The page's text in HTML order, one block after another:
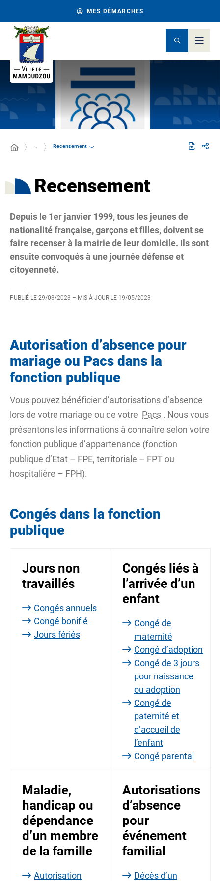
MES DÉMARCHES
… Recensement
Recensement
Depuis le 1er janvier 1999, tous les jeunes de
nationalité française, garçons et filles, doivent se
faire recenser à la mairie de leur domicile. Ils sont
ensuite convoqués à une journée défense et
citoyenneté.
PUBLIÉ LE 29/03/2023 – MIS À JOUR LE 19/05/2023
Autorisation d’absence pour
mariage ou Pacs dans la
fonction publique
Vous pouvez bénéficier d’autorisations d’absence
lors de votre mariage ou de votre Pacs . Nous vous
présentons les informations à connaître selon votre
fonction publique d’appartenance (fonction
publique d’Etat – FPE, territoriale – FPT ou
hospitalière – FPH).
Congés dans la fonction
publique
Jours non
travaillés
Congés annuels
Congé bonifié
Jours fériés
Congés liés à
l’arrivée d’un
enfant
Congé de
maternité
Congé d’adoption
Congé de 3 jours
pour naissance
ou adoption
Congé de
paternité et
d’accueil de
l’enfant
Congé parental
Maladie,
handicap ou
dépendance
d’un membre
de la famille
Autorisation
Autorisations
d’absence
pour
événement
familial
Décès d’un